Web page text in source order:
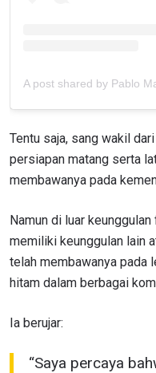
Tentu saja, sang wakil
persiapan matang serta
membawanya pada
Namun di luar
memiliki keunggulan lain
telah membawanya pada
hitam dalam berbagai
Ia berujar:
“Saya percaya